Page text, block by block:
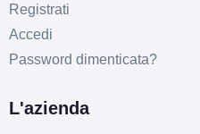
Registrati
Accedi
Password dimenticata?
L'azienda